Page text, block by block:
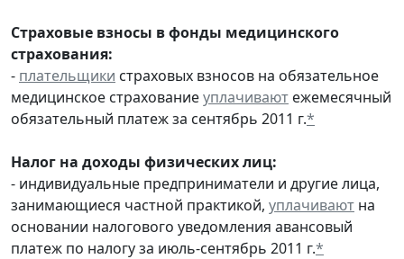
Страховые взносы в фонды медицинского
страхования:
- плательщики страховых взносов на обязательное
медицинское страхованиеуплачивают ежемесячный
обязательный платеж за сентябрь 2011 г.*
Налог на доходы физических лиц:
- индивидуальные предприниматели и другие лица,
занимающиеся частной практикой, уплачивают на
основании налогового уведомления авансовый
платеж по налогу за июль-сентябрь 2011 г.*